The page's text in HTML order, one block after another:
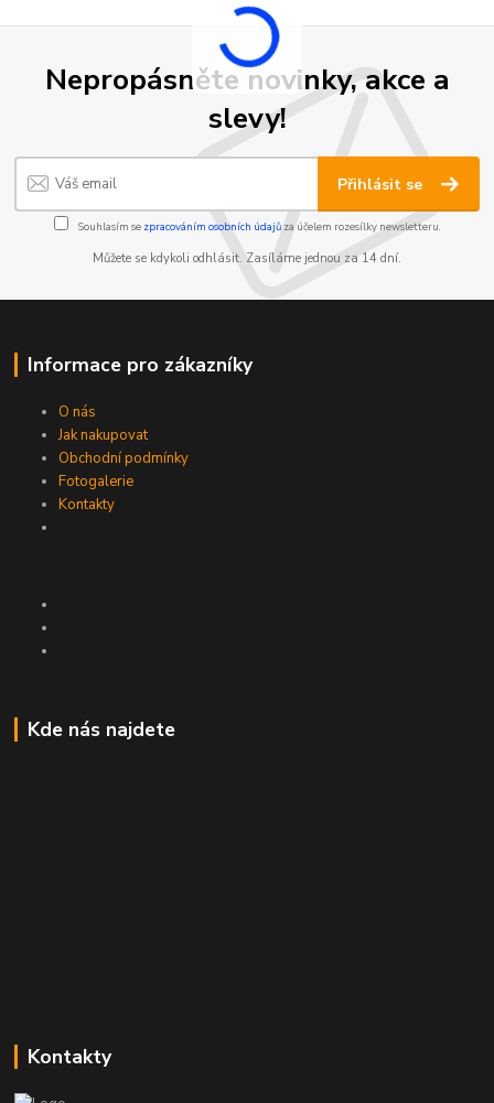
Nepropásněte novinky, akce a
slevy!
Přihlásit se
Souhlasím se zpracováním osobních údajůza účelem rozesílky newsletteru.
Můžete se kdykoli odhlásit. Zasíláme jednou za 14 dní.
Informace pro zákazníky
O nás
Jak nakupovat
Obchodní podmínky
Fotogalerie
Kontakty
Kde nás najdete
Kontakty